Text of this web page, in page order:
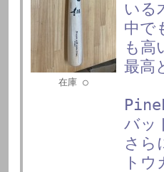
在庫 ○
いる
中で
も高
最高
バッ
さら
ト